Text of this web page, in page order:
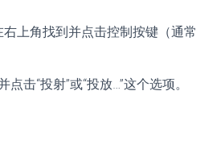
上角找到并点击控制按键（通常
击“投射”或“投放…”这个选项。